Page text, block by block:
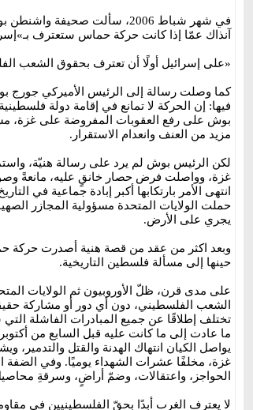
في شهر شباط 2006، سألت
آنذاك عمّا إذا كانت حركة حماس ستعترف
«على إسرائيل أولًا أن تعترف بحقوق الشعب
كما وصلت رسالة إلى الرئيس الأميركي جورج
بوش على رفع العقوبات المفروضة على غزة،
مزيد من العنف وانعدام الاستقرار.
لكن الرئيس بوش لم يرد على رسالة هنيّة،
غزة، وواصلت فرض حصار خانقٍ عليه، مانعةً
انتهى الأمر بارتكابها أكبر إبادة جماعية في
حملت الولايات المتحدة مسؤولية المجازر
يجري على الأرض.
وبعد اكثر من عقد من قصة هنية أصدرت حركة
حينها إلى مسألة فلسطين التاريخية.
على مدى قرن، ظلّ الأوروبيون ثم الولايات
الشعب الفلسطيني، دون أي دور أو مشاركة
تختلف إطلاقًا عن جميع المبادرات الفاشلة
ما عادت إلى ما كانت عليه قبل السابع من
يواصل الكيان انتهاك الهدنة والقتل
غزة، مخلفًا عشرات الشهداء يوميًا. وفي الضفة
الحواجز، واعتقالات، وضمّ أراضٍ، وسرقةِ
لا يعترف الغرب أبدًا بحقّ الفلسطينيين في